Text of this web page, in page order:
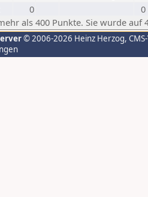
0
0
als 400 Punkte. Sie wurde auf
© 2006-2026 Heinz Herzog,